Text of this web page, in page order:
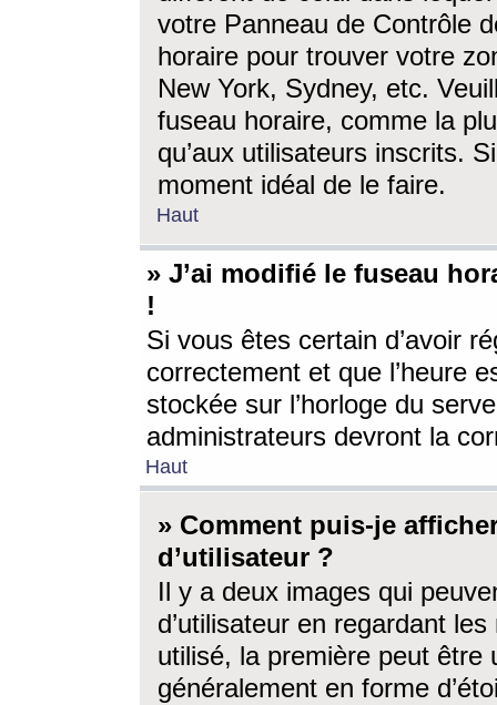
votre Panneau de Contrôle
horaire pour trouver votre
New York, Sydney, etc.
fuseau horaire, comme la
qu’aux utilisateurs inscrits.
moment idéal de le faire.
Haut
» J’ai modifié le fuseau
!
Si vous êtes certain d’avoir
correctement et que l’heure
stockée sur l’horloge du
administrateurs devront la
Haut
» Comment puis-je
d’utilisateur ?
Il y a deux images qui
d’utilisateur en regardant
utilisé, la première peut être
généralement en forme